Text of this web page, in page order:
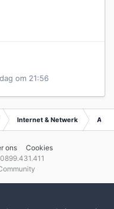
om 21:56
Internet & Netwerk
ons
Cookies